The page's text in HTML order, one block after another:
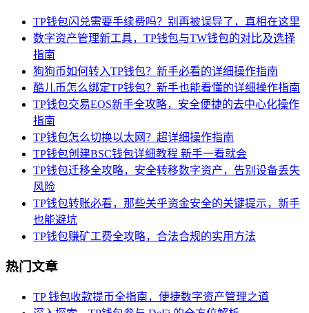
TP钱包闪兑需要手续费吗？别再被误导了，真相在这里
数字资产管理新工具，TP钱包与TW钱包的对比及选择
指南
狗狗币如何转入TP钱包？新手必看的详细操作指南
酷儿币怎么绑定TP钱包？新手也能看懂的详细操作指南
TP钱包交易EOS新手全攻略，安全便捷的去中心化操作
指南
TP钱包怎么切换以太网？超详细操作指南
TP钱包创建BSC钱包详细教程 新手一看就会
TP钱包迁移全攻略，安全转移数字资产，告别设备丢失
风险
TP钱包转账必看，那些关乎资金安全的关键提示，新手
也能避坑
TP钱包赚矿工费全攻略，合法合规的实用方法
热门文章
TP 钱包收款提币全指南，便捷数字资产管理之道